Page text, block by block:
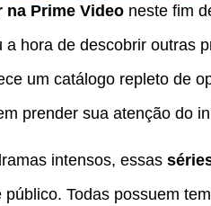
na Prime Video neste fim
hora de descobrir outras
um catálogo repleto de
prender sua atenção do
intensos, essas
Todas possuem